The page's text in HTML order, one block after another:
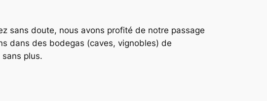
sans doute, nous avons profité de notre passage
dans des bodegas (caves, vignobles) de
plus.